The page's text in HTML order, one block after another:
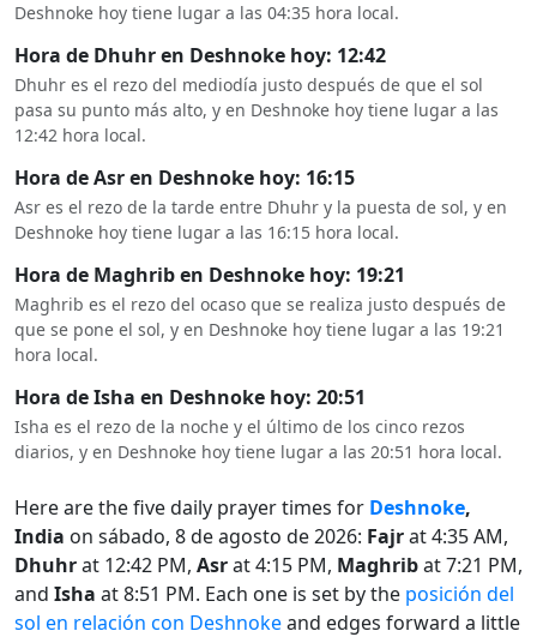
Deshnoke hoy tiene lugar a las 04:35 hora local.
Hora de Dhuhr en Deshnoke hoy: 12:42
Dhuhr es el rezo del mediodía justo después de que el sol
pasa su punto más alto, y en Deshnoke hoy tiene lugar a las
12:42 hora local.
Hora de Asr en Deshnoke hoy: 16:15
Asr es el rezo de la tarde entre Dhuhr y la puesta de sol, y en
Deshnoke hoy tiene lugar a las 16:15 hora local.
Hora de Maghrib en Deshnoke hoy: 19:21
Maghrib es el rezo del ocaso que se realiza justo después de
que se pone el sol, y en Deshnoke hoy tiene lugar a las 19:21
hora local.
Hora de Isha en Deshnoke hoy: 20:51
Isha es el rezo de la noche y el último de los cinco rezos
diarios, y en Deshnoke hoy tiene lugar a las 20:51 hora local.
Here are the five daily prayer times for Deshnoke,
India on sábado, 8 de agosto de 2026: Fajrat 4:35 AM,
Dhuhrat 12:42 PM, Asrat 4:15 PM, Maghribat 7:21 PM,
and Isha at 8:51 PM. Each one is set by the posición del
sol en relación con Deshnokeand edges forward a little